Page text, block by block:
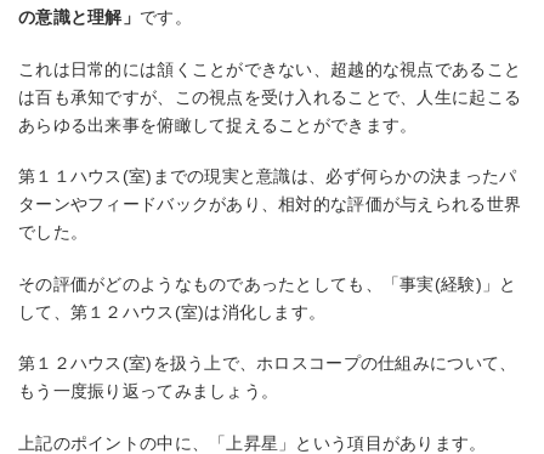
の意識と理解」 です。
これは日常的には頷くことができない、超越的な視点であること
は百も承知ですが、この視点を受け入れることで、人生に起こる
あらゆる出来事を俯瞰して捉えることができます。
第１１ハウス(室)までの現実と意識は、必ず何らかの決まったパ
ターンやフィードバックがあり、相対的な評価が与えられる世界
でした。
その評価がどのようなものであったとしても、「事実(経験)」と
して、第１２ハウス(室)は消化します。
第１２ハウス(室)を扱う上で、ホロスコープの仕組みについて、
もう一度振り返ってみましょう。
上記のポイントの中に、「上昇星」という項目があります。